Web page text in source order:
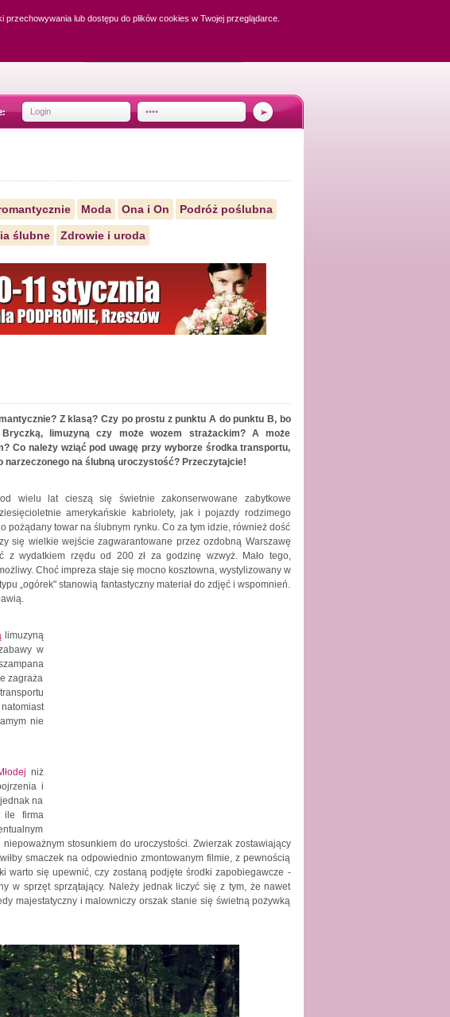
Moda Ona i On Podróż poślubna
ślubne Zdrowie i uroda
Z klasą? Czy po prostu z punktu A do punktu B, bo
limuzyną czy może wozem strażackim? A może
Co należy wziąć pod uwagę przy wyborze środka transportu,
narzeczonego na ślubną uroczystość? Przeczytajcie!
wielu lat cieszą się świetnie zakonserwowane zabytkowe
amerykańskie kabriolety, jak i pojazdy rodzimego
pożądany towar na ślubnym rynku. Co za tym idzie, również dość
się wielkie wejście zagwarantowane przez ozdobną Warszawę
z wydatkiem rzędu od 200 zł za godzinę wzwyż. Mało tego,
Choć impreza staje się mocno kosztowna, wystylizowany w
„ogórek" stanowią fantastyczny materiał do zdjęć i wspomnień.
limuzyną
w
zagraża
nie
niż
i
na
ile firma
stosunkiem do uroczystości. Zwierzak zostawiający
smaczek na odpowiednio zmontowanym filmie, z pewnością
warto się upewnić, czy zostaną podjęte środki zapobiegawcze -
w sprzęt sprzątający. Należy jednak liczyć się z tym, że nawet
majestatyczny i malowniczy orszak stanie się świetną pożywką
lub dostępu do plików cookies w Twojej przeglądarce.